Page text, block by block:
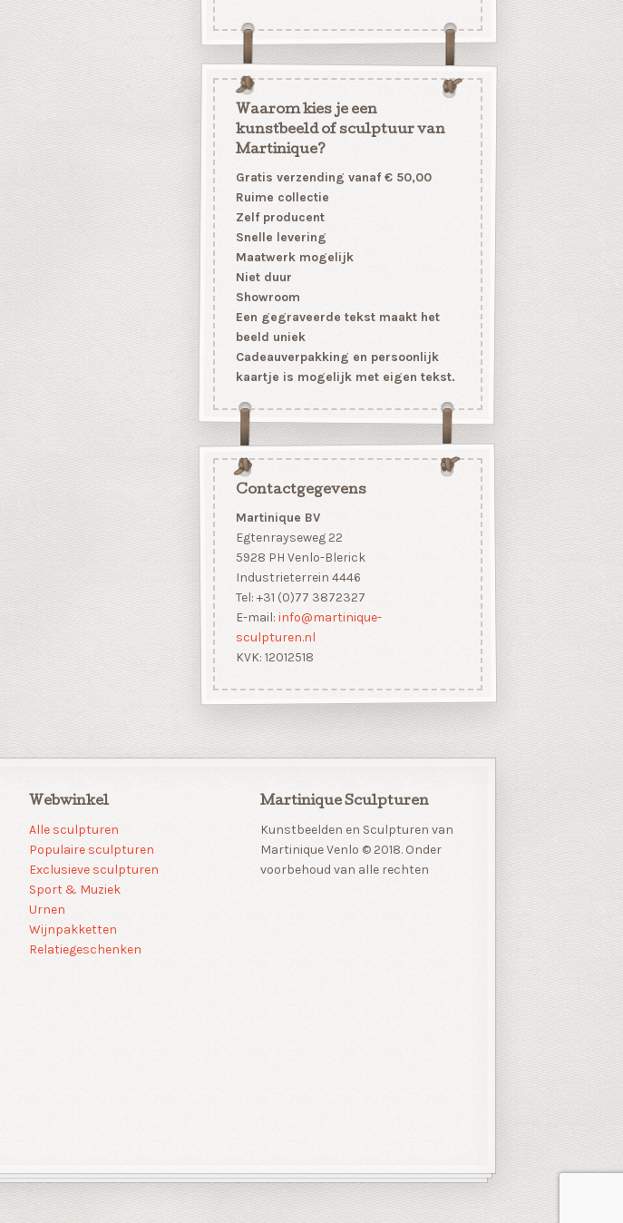
Waarom kies je een
kunstbeeld of sculptuur van
Martinique?
Gratis verzending vanaf € 50,00
Ruime collectie
Zelf producent
Snelle levering
Maatwerk mogelijk
Niet duur
Showroom
Een gegraveerde tekst maakt het
beeld uniek
Cadeauverpakking en persoonlijk
kaartje is mogelijk met eigen tekst.
Contactgegevens
Martinique BV
Egtenrayseweg 22
5928 PH Venlo-Blerick
Industrieterrein 4446
Tel: +31 (0)77 3872327
E-mail: info@martinique-
sculpturen.nl
KVK: 12012518
Webwinkel
Alle sculpturen
Populaire sculpturen
Exclusieve sculpturen
Sport & Muziek
Urnen
Wijnpakketten
Relatiegeschenken
Martinique Sculpturen
Kunstbeelden en Sculpturen van
Martinique Venlo © 2018. Onder
voorbehoud van alle rechten